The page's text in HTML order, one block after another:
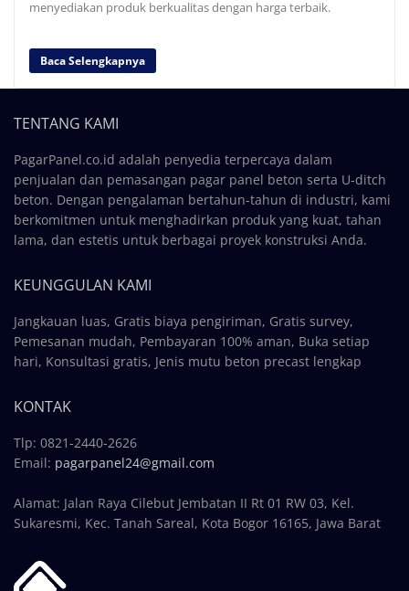
menyediakan produk berkualitas dengan harga terbaik.
Baca Selengkapnya
TENTANG KAMI
PagarPanel.co.id adalah penyedia terpercaya dalam
penjualan dan pemasangan pagar panel beton serta U-ditch
beton. Dengan pengalaman bertahun-tahun di industri, kami
berkomitmen untuk menghadirkan produk yang kuat, tahan
lama, dan estetis untuk berbagai proyek konstruksi Anda.
KEUNGGULAN KAMI
Jangkauan luas, Gratis biaya pengiriman, Gratis survey,
Pemesanan mudah, Pembayaran 100% aman, Buka setiap
hari, Konsultasi gratis, Jenis mutu beton precast lengkap
KONTAK
Tlp: 0821-2440-2626
Email: pagarpanel24@gmail.com
Alamat: Jalan Raya Cilebut Jembatan II Rt 01 RW 03, Kel.
Sukaresmi, Kec. Tanah Sareal, Kota Bogor 16165, Jawa Barat